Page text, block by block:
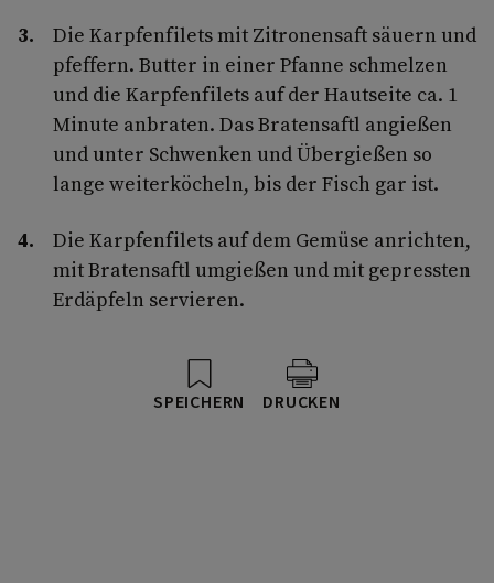
Die Karpfenfilets mit Zitronensaft säuern und
pfeffern. Butter in einer Pfanne schmelzen
und die Karpfenfilets auf der Hautseite ca. 1
Minute anbraten. Das Bratensaftl angießen
und unter Schwenken und Übergießen so
lange weiterköcheln, bis der Fisch gar ist.
Die Karpfenfilets auf dem Gemüse anrichten,
mit Bratensaftl umgießen und mit gepressten
Erdäpfeln servieren.
SPEICHERN DRUCKEN